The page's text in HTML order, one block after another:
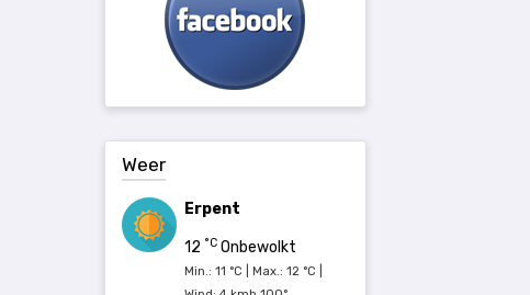
Weer
Erpent
12 °COnbewolkt
Min.: 11 °C | Max.: 12 °C |